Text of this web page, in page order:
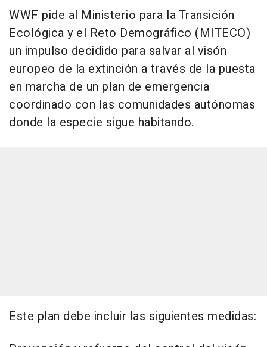
WWF pide al Ministerio para la Transición
Ecológica y el Reto Demográfico (MITECO)
un impulso decidido para salvar al visón
europeo de la extinción a través de la puesta
en marcha de un plan de emergencia
coordinado con las comunidades autónomas
donde la especie sigue habitando.
Este plan debe incluir las siguientes medidas: